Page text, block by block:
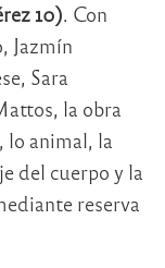
10). Con
Jazmín
Sara
la obra
lo animal, la
del cuerpo y la
reserva